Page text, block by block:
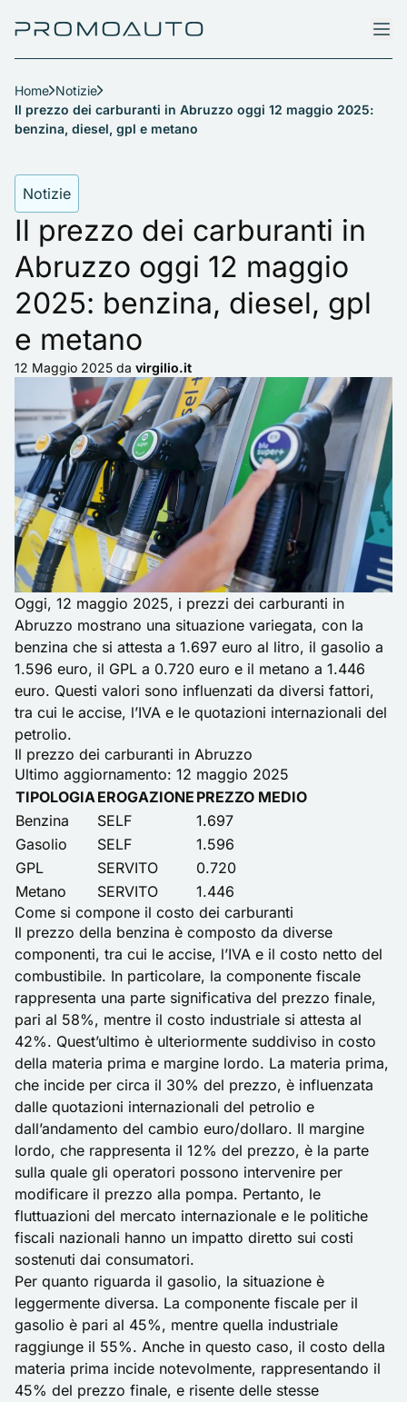
Home Notizie
Il prezzo dei carburanti in Abruzzo oggi 12 maggio 2025:
benzina, diesel, gpl e metano
Notizie
Il prezzo dei carburanti in
Abruzzo oggi 12 maggio
2025: benzina, diesel, gpl
e metano
12 Maggio 2025 da virgilio.it
Oggi, 12 maggio 2025, i prezzi dei carburanti in
Abruzzo mostrano una situazione variegata, con la
benzina che si attesta a 1.697 euro al litro, il gasolio a
1.596 euro, il GPL a 0.720 euro e il metano a 1.446
euro. Questi valori sono influenzati da diversi fattori,
tra cui le accise, l’IVA e le quotazioni internazionali del
petrolio.
Il prezzo dei carburanti in Abruzzo
Ultimo aggiornamento: 12 maggio 2025
TIPOLOGIAEROGAZIONE PREZZO MEDIO
Benzina
SELF
1.697
Gasolio
SELF
1.596
GPL
SERVITO
0.720
Metano
SERVITO
1.446
Come si compone il costo dei carburanti
Il prezzo della benzina è composto da diverse
componenti, tra cui le accise, l’IVA e il costo netto del
combustibile. In particolare, la componente fiscale
rappresenta una parte significativa del prezzo finale,
pari al 58%, mentre il costo industriale si attesta al
42%. Quest’ultimo è ulteriormente suddiviso in costo
della materia prima e margine lordo. La materia prima,
che incide per circa il 30% del prezzo, è influenzata
dalle quotazioni internazionali del petrolio e
dall’andamento del cambio euro/dollaro. Il margine
lordo, che rappresenta il 12% del prezzo, è la parte
sulla quale gli operatori possono intervenire per
modificare il prezzo alla pompa. Pertanto, le
fluttuazioni del mercato internazionale e le politiche
fiscali nazionali hanno un impatto diretto sui costi
sostenuti dai consumatori.
Per quanto riguarda il gasolio, la situazione è
leggermente diversa. La componente fiscale per il
gasolio è pari al 45%, mentre quella industriale
raggiunge il 55%. Anche in questo caso, il costo della
materia prima incide notevolmente, rappresentando il
45% del prezzo finale, e risente delle stesse